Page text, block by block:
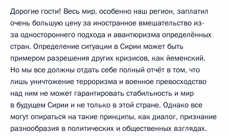
Дорогие гости! Весь мир, особенно наш регион, заплатил
очень большую цену за иностранное вмешательство из-
за одностороннего подхода и авантюризма определённых
стран. Определение ситуации в Сирии может быть
примером разрешения других кризисов, как йеменский.
Но мы все должны отдать себе полный отчёт в том, что
лишь уничтожение терроризма и военное превосходство
над ним не может гарантировать стабильность и мир
в будущем Сирии и не только в этой стране. Однако все
могут опираться на такие принципы, как диалог, признание
разнообразия в политических и общественных взглядах.